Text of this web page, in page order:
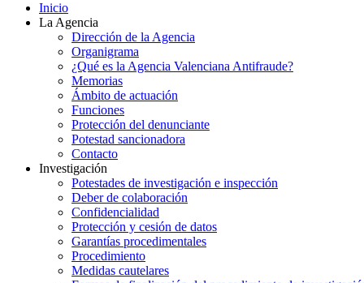
Inicio
La Agencia
Dirección de la Agencia
Organigrama
¿Qué es la Agencia Valenciana Antifraude?
Memorias
Ámbito de actuación
Funciones
Protección del denunciante
Potestad sancionadora
Contacto
Investigación
Potestades de investigación e inspección
Deber de colaboración
Confidencialidad
Protección y cesión de datos
Garantías procedimentales
Procedimiento
Medidas cautelares